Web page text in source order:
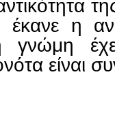
έκανε η
γνώμη
είναι